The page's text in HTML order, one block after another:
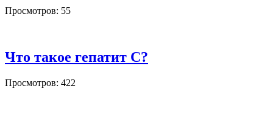
Просмотров: 55
Что такое гепатит С?
Просмотров: 422